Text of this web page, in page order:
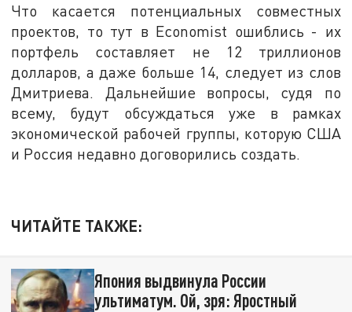
Что касается потенциальных совместных
проектов, то тут в Economist ошиблись - их
портфель составляет не 12 триллионов
долларов, а даже больше 14, следует из слов
Дмитриева. Дальнейшие вопросы, судя по
всему, будут обсуждаться уже в рамках
экономической рабочей группы, которую США
и Россия недавно договорились создать.
ЧИТАЙТЕ ТАКЖЕ:
Япония выдвинула России
ультиматум. Ой, зря: Яростный